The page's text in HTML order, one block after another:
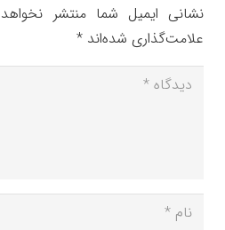
نشانی ایمیل شما منتشر
علامت‌گذاری شده‌اند *